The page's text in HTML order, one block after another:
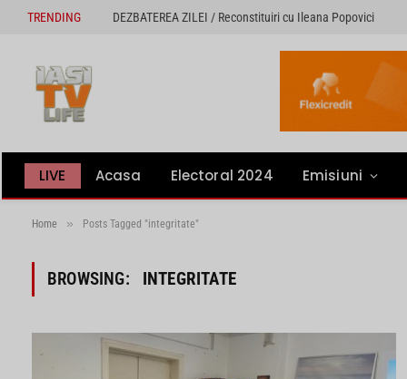
TRENDING DEZBATEREA ZILEI / Reconstituiri cu Ileana Popovici
LIVE Acasa Electoral 2024 Emisiuni
Home » Posts Tagged "integritate"
BROWSING: INTEGRITATE